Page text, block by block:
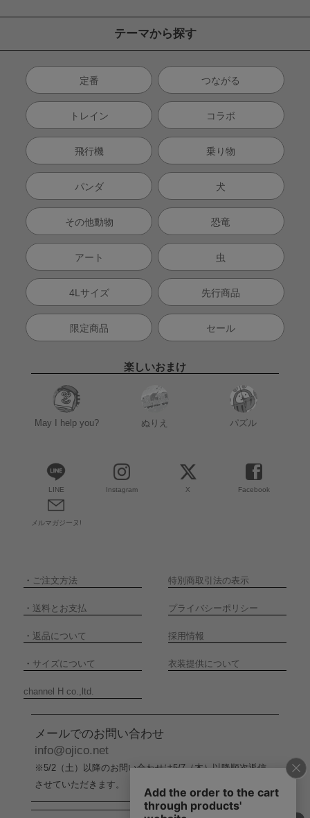
テーマから探す
定番 つながる
トレイン コラボ
飛行機 乗り物
パンダ 犬
その他動物 恐竜
アート 虫
4Lサイズ 先行商品
限定商品 セール
楽しいおまけ
May I help you? ぬりえ パズル
LINE Instagram X Facebook
メルマガジーヌ!
・ ご注文方法 特別商取引法の表示
・ 送料とお支払 プライバシーポリシー
・ 返品について 採用情報
・ サイズについて 衣装提供について
channel H co.,ltd.
メールでのお問い合わせ
info@ojico.net
※5/2（土）以降のお問い合わせは5/7（木）以降順次返信
させていただきます。